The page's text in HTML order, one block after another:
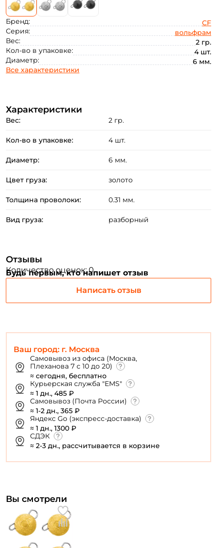
Бренд:
CF
Серия:
вольфрам
Вес:
2 гр.
Кол-во в упаковке:
4 шт.
Диаметр:
6 мм.
Все характеристики
Ваш город: г. Москва
Самовывоз из офиса (Москва,
Плеханова 7 с 10 до 20)
≈ сегодня, бесплатно
Курьерская служба "EMS"
≈ 1 дн., 485 ₽
Самовывоз (Почта России)
≈ 1-2 дн., 365 ₽
Яндекс Go (экспресс-доставка)
≈ 1 дн., 1300 ₽
СДЭК
≈ 2-3 дн., рассчитывается в корзине
Характеристики
Вес: 2 гр.
Кол-во в упаковке: 4 шт.
Диаметр: 6 мм.
Цвет груза: золото
Толщина проволоки: 0.31 мм.
Вид груза: разборный
Отзывы
Количество оценок: 0
Будь первым, кто напишет отзыв
Написать отзыв
Вы смотрели
Создать аккаунт
Email: *
Заполняя данную форму вы соглашаетесь на обработку
Создать аккаунт
У меня уже есть аккаунт